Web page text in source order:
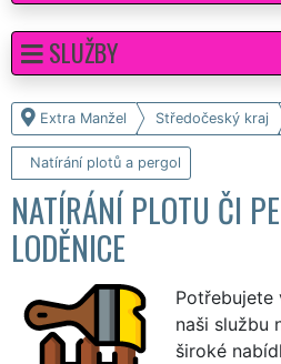
Extra Manžel Středočeský kraj
Natírání plotů a pergol
NATÍRÁNÍ PLOTU ČI
LODĚNICE
Potřebujete
naši službu
široké
SLUŽBY